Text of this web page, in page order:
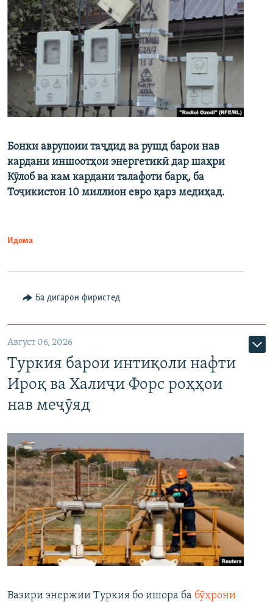
Бонки аврупоии таҷдид ва рушд барои нав
кардани иншоотҳои энергетикӣ дар шаҳри
Кӯлоб ва кам кардани талафоти барқ, ба
Тоҷикистон 10 миллион евро қарз медиҳад.
Идома
Ба дигарон фиристед
Август 06, 2026
Туркия барои интиқоли нафти
Ироқ ва Халиҷи Форс роҳҳои
нав меҷӯяд
Вазири энержии Туркия бо ишора ба бӯҳрони